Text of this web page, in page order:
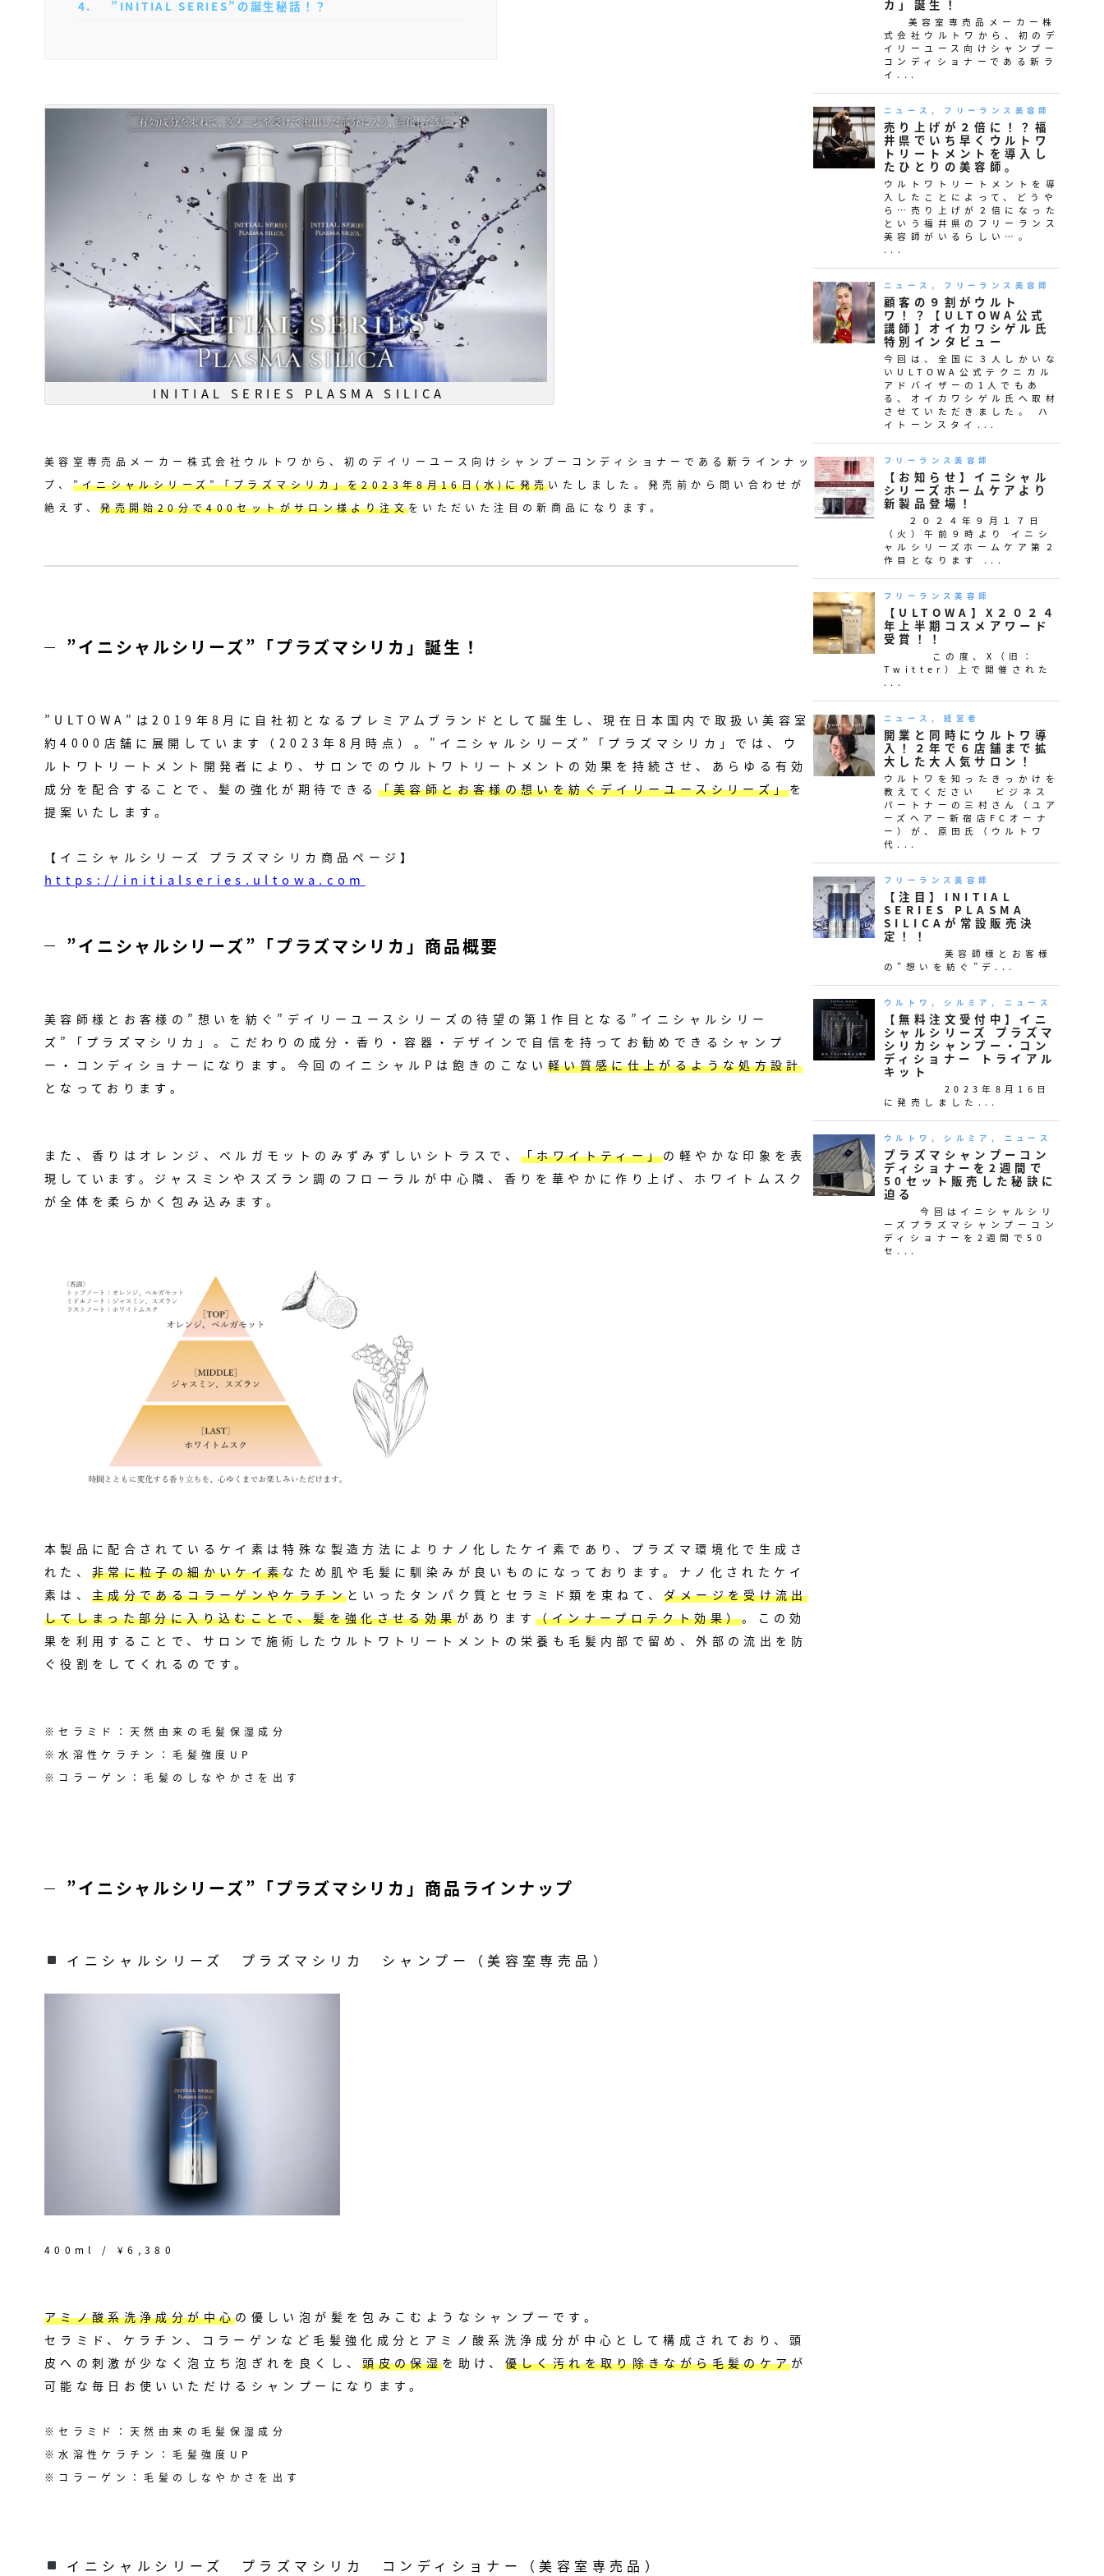
4 ”INITIAL SERIES”の誕生秘話！？
INITIAL SERIES PLASMA SILICA
美容室専売品メーカー株式会社ウルトワから、初のデイリーユース向けシャンプーコンディショナーである新ラインナッ
プ、 ”イニシャルシリーズ”「プラズマシリカ」を2023年8月16日(水)に発売いたしました。発売前から問い合わせが
絶えず、発売開始20分で400セットがサロン様より注文をいただいた注目の新商品になります。
”イニシャルシリーズ”「プラズマシリカ」誕生！
”ULTOWA”は2019年8月に自社初となるプレミアムブランドとして誕生し、現在日本国内で取扱い美容室
約4000店舗に展開しています（2023年8月時点）。 ”イニシャルシリーズ”「プラズマシリカ」 では、ウ
ルトワトリートメント開発者により、サロンでのウルトワトリートメントの効果を持続させ、あらゆる有効
成分を配合することで、髪の強化が期待できる 「美容師とお客様の想いを紡ぐデイリーユースシリーズ」を
提案いたします。
【 イニシャルシリーズ プラズマシリカ 商品ページ】
https://initialseries.ultowa.com
”イニシャルシリーズ”「プラズマシリカ」 商品概要
美容師様とお客様の”想いを紡ぐ”デイリーユースシリーズの待望の第1作目となる”イニシャルシリー
ズ”「プラズマシリカ」。こだわりの成分・香り・容器・デザインで自信を持ってお勧めできるシャンプ
ー・コンディショナーになります。 今回のイニシャルPは飽きのこない 軽い質感に仕上がるような処方設計
となっております。
また、香りはオレンジ、ベルガモットのみずみずしいシトラスで、「ホワイトティー」の軽やかな印象を表
現しています。ジャスミンやスズラン調のフローラルが中心隣、香りを華やかに作り上げ、ホワイトムスク
が全体を柔らかく包み込みます。
本製品に配合されているケイ素は特殊な製造方法によりナノ化したケイ素であり、プラズマ環境化で生成さ
れた、 非常に粒子の細かいケイ素なため肌や毛髪に馴染みが良いものになっております。 ナノ化されたケイ
素は、 主成分であるコラーゲンやケラチンといったタンパク質とセラミド類を束ねて、ダメージを受け流出
してしまった部分に入り込むことで、髪を強化させる効果があります（インナープロテクト効果）。
この効
果を利用することで、サロンで施術したウルトワトリートメントの栄養も毛髪内部で留め、外部の流出を防
ぐ役割をしてくれるのです。
※セラミド：天然由来の毛髪保湿成分
※水溶性ケラチン：毛髪強度UP
※コラーゲン：毛髪のしなやかさを出す
”イニシャルシリーズ”「プラズマシリカ」 商品ラインナップ
イニシャルシリーズ プラズマシリカ シャンプー（美容室専売品）
400ml / ¥6,380
アミノ酸系洗浄成分が中心の優しい泡が髪を包みこむようなシャンプーです。
セラミド、ケラチン、コラーゲンなど毛髪強化成分とアミノ酸系洗浄成分が中心として構成されており、頭
皮への刺激が少なく泡立ち泡ぎれを良くし、頭皮の保湿を助け、 優しく汚れを取り除きながら毛髪のケアが
可能な毎日お使いいただけるシャンプーになります。
※セラミド：天然由来の毛髪保湿成分
※水溶性ケラチン：毛髪強度UP
※コラーゲン：毛髪のしなやかさを出す
イニシャルシリーズ プラズマシリカ コンディショナー（美容室専売品）